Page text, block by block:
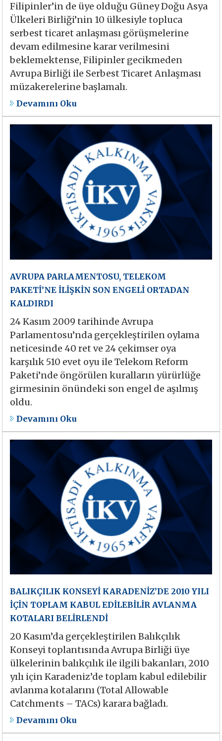
Filipinler’in de üye olduğu Güney Doğu Asya
Ülkeleri Birliği’nin 10 ülkesiyle topluca
serbest ticaret anlaşması görüşmelerine
devam edilmesine karar verilmesini
beklemektense, Filipinler gecikmeden
Avrupa Birliği ile Serbest Ticaret Anlaşması
müzakerelerine başlamalı.
Devamını Oku
AVRUPA PARLAMENTOSU, TELEKOM
PAKETİ’NE İLİŞKİN SON ENGELİ ORTADAN
KALDIRDI
24 Kasım 2009 tarihinde Avrupa
Parlamentosu’nda gerçekleştirilen oylama
neticesinde 40 ret ve 24 çekimser oya
karşılık 510 evet oyu ile Telekom Reform
Paketi’nde öngörülen kuralların yürürlüğe
girmesinin önündeki son engel de aşılmış
oldu.
Devamını Oku
BALIKÇILIK KONSEYİ KARADENİZ’DE 2010 YILI
İÇİN TOPLAM KABUL EDİLEBİLİR AVLANMA
KOTALARI BELİRLENDİ
20 Kasım’da gerçekleştirilen Balıkçılık
Konseyi toplantısında Avrupa Birliği üye
ülkelerinin balıkçılık ile ilgili bakanları, 2010
yılı için Karadeniz’de toplam kabul edilebilir
avlanma kotalarını (Total Allowable
Catchments – TACs) karara bağladı.
Devamını Oku